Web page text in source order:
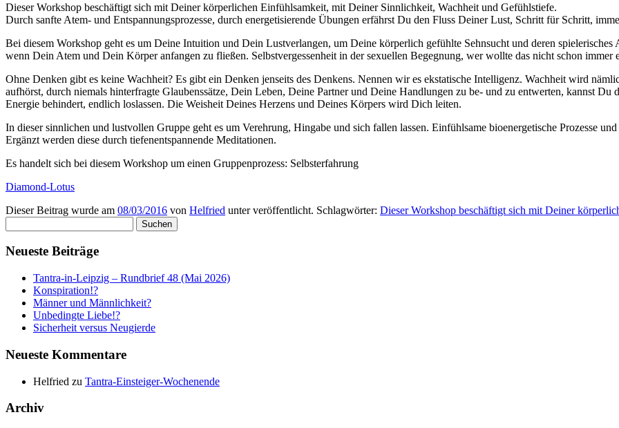
Dieser Workshop beschäftigt sich mit Deiner körperlichen Einfühlsamkeit, mit Deiner Sinnlichkeit, Wachheit und Gefühlstiefe.
Durch sanfte Atem- und Entspannungsprozesse, durch energetisierende Übungen erfährst Du den Fluss Deiner Lust, Schritt für Schritt,
Bei diesem Workshop geht es um Deine Intuition und Dein Lustverlangen, um Deine körperlich gefühlte Sehnsucht und deren
wenn Dein Atem und Dein Körper anfangen zu fließen. Selbstvergessenheit in der sexuellen Begegnung, wer wollte das nicht schon immer
Ohne Denken gibt es keine Wachheit? Es gibt ein Denken jenseits des Denkens. Nennen wir es ekstatische Intelligenz. Wachheit wird
aufhörst, durch niemals hinterfragte Glaubenssätze, Dein Leben, Deine Partner und Deine Handlungen zu be- und zu entwerten, kannst
Energie behindert, endlich loslassen. Die Weisheit Deines Herzens und Deines Körpers wird Dich leiten.
In dieser sinnlichen und lustvollen Gruppe geht es um Verehrung, Hingabe und sich fallen lassen. Einfühlsame bioenergetische Prozesse
Ergänzt werden diese durch tiefenentspannende Meditationen.
Es handelt sich bei diesem Workshop um einen Gruppenprozess: Selbsterfahrung
Diamond-Lotus
Dieser Beitrag wurde am 08/03/2016 von Helfried unter veröffentlicht. Schlagwörter: Dieser Workshop beschäftigt sich mit Deiner
nach:
Neueste Beiträge
Tantra-in-Leipzig – Rundbrief 48 (Mai 2026)
Konspiration!?
Männer und Männlichkeit?
Unbedingte Liebe!?
Sicherheit versus Neugierde
Neueste Kommentare
Helfried zu Tantra-Einsteiger-Wochenende
Archiv